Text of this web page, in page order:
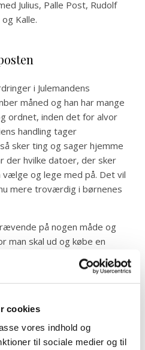
cookies
vores indhold og
til sociale medier og til
Julius, Palle Post, Rudolf
Kalle.
i Julemandens
måned og han har mange
ordnet, inden det for alvor
handling tager
sker ting og sager hjemme
der hvilke datoer, der sker
vælge og lege med på. Det vil
mere troværdig i børnenes
på nogen måde og
man skal ud og købe en
udgangspunkt i ting som
være en fordel og læse et
hvad der sker – dels i